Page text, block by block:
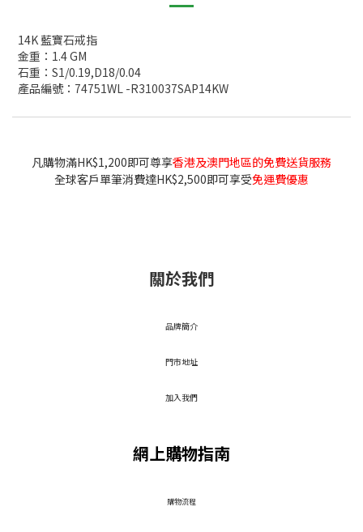
14K 藍寶石戒指
金重：1.4 GM
石重：S1/0.19,D18/0.04
產品編號：74751WL -R310037SAP14KW
凡購物滿HK$1,200即可尊享香港及澳門地區的免費送貨服務
全球客戶單筆消費達HK$2,500即可享受免運費優惠
關於我們
品牌簡介
門市地址
加入我們
網上購物指南
​購物流程